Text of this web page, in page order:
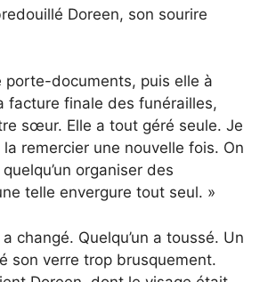
Doreen, son sourire
porte-documents, puis elle à
facture finale des funérailles,
sœur. Elle a tout géré seule. Je
remercier une nouvelle fois. On
organiser des
telle envergure tout seul. »
a changé. Quelqu’un a toussé. Un
son verre trop brusquement.